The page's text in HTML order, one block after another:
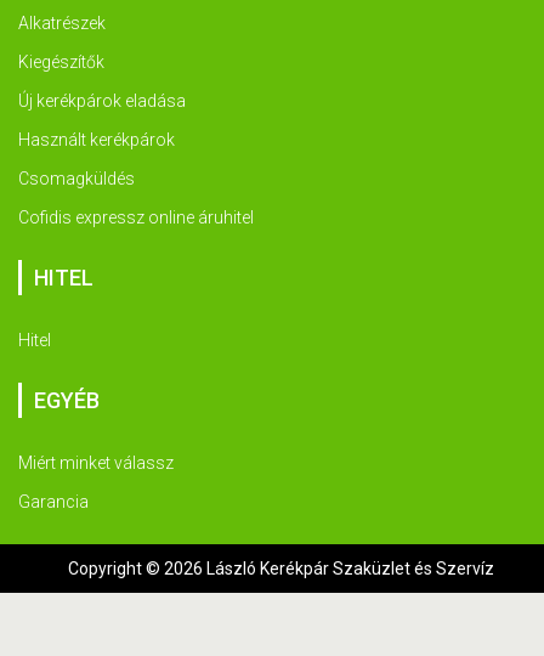
Alkatrészek
Kiegészítők
Új kerékpárok eladása
Használt kerékpárok
Csomagküldés
Cofidis expressz online áruhitel
HITEL
Hitel
EGYÉB
Miért minket válassz
Garancia
Copyright © 2026 László Kerékpár Szaküzlet és Szervíz